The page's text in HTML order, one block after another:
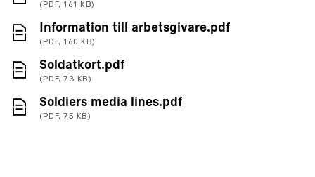
(PDF, 161 KB)
Information till arbetsgivare.pdf
(PDF, 160 KB)
Soldatkort.pdf
(PDF, 73 KB)
Soldiers media lines.pdf
(PDF, 75 KB)